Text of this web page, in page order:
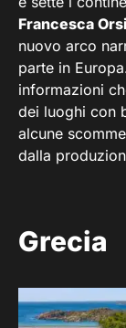
Francesca Orsi
nuovo arco
parte in
informazioni
dei luoghi con
alcune
dalla
Grecia